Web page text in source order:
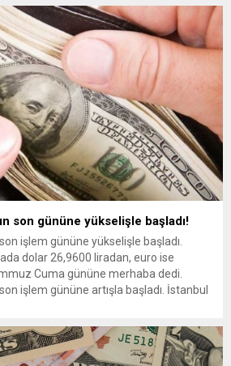
sterlin/TL...
son gününe yükselişle başladı!
işlem gününe yükselişle başladı.
dolar 26,9600 liradan, euro ise
Cuma gününe merhaba dedi.
işlem gününe artışla başladı. İstanbul